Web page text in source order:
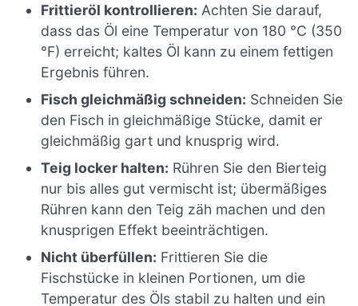
Frittieröl kontrollieren: Achten Sie darauf,
dass das Öl eine Temperatur von 180 °C (350
°F) erreicht; kaltes Öl kann zu einem fettigen
Ergebnis führen.
Fisch gleichmäßig schneiden: Schneiden Sie
den Fisch in gleichmäßige Stücke, damit er
gleichmäßig gart und knusprig wird.
Teig locker halten: Rühren Sie den Bierteig
nur bis alles gut vermischt ist; übermäßiges
Rühren kann den Teig zäh machen und den
knusprigen Effekt beeinträchtigen.
Nicht überfüllen: Frittieren Sie die
Fischstücke in kleinen Portionen, um die
Temperatur des Öls stabil zu halten und ein